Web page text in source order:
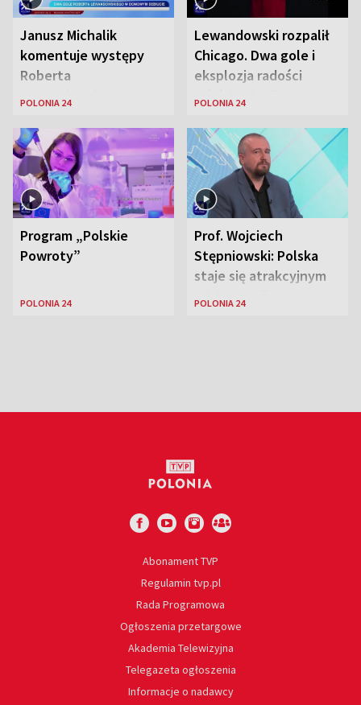
Janusz Michalik
komentuje występy
Roberta
Lewandowskiego w
Zjednoczonych
POLONIA 24
Lewandowski rozpalił
Chicago. Dwa gole i
eksplozja radości
wśród Polonii
POLONIA 24
Program „Polskie
Powroty”
POLONIA 24
Prof. Wojciech
Stępniowski: Polska
staje się atrakcyjnym
miejscem dla
POLONIA 24
Abonament TVP
Regulamin tvp.pl
Rada Programowa
Ogłoszenia przetargowe
Akademia Telewizyjna
Telegazeta ogłoszenia
Informacje o nadawcy